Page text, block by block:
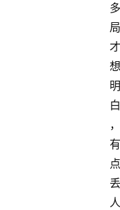
多
局
才
想
明
白
，
有
点
丢
人